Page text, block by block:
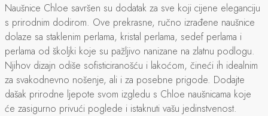
Naušnice Chloe savršen su dodatak za sve koji cijene eleganciju
s prirodnim dodirom. Ove prekrasne, ručno izrađene naušnice
dolaze sa staklenim perlama, kristal perlama, sedef perlama i
perlama od školjki koje su pažljivo nanizane na zlatnu podlogu.
Njihov dizajn odiše sofisticiranošću i lakoćom, čineći ih idealnim
za svakodnevno nošenje, ali i za posebne prigode. Dodajte
dašak prirodne ljepote svom izgledu s Chloe naušnicama koje
će zasigurno privući poglede i istaknuti vašu jedinstvenost.